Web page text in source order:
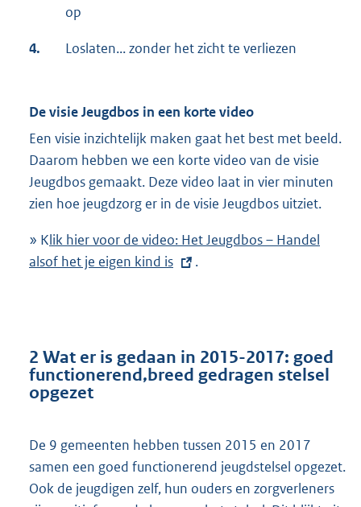
op
4. Loslaten... zonder het zicht te verliezen
De visie Jeugdbos in een korte video
Een visie inzichtelijk maken gaat het best met beeld.
Daarom hebben we een korte video van de visie
Jeugdbos gemaakt. Deze video laat in vier minuten
zien hoe jeugdzorg er in de visie Jeugdbos uitziet.
» KE
x
n
e
l
lik hier voor de video: Het Jeugdbos – Handel
alsof het je eigen kind is
.
2 Wat er is gedaan in 2015-2017: goed
functionerend,breed gedragen stelsel
opgezet
De 9 gemeenten hebben tussen 2015 en 2017
samen een goed functionerend jeugdstelsel opgezet.
Ook de jeugdigen zelf, hun ouders en zorgverleners